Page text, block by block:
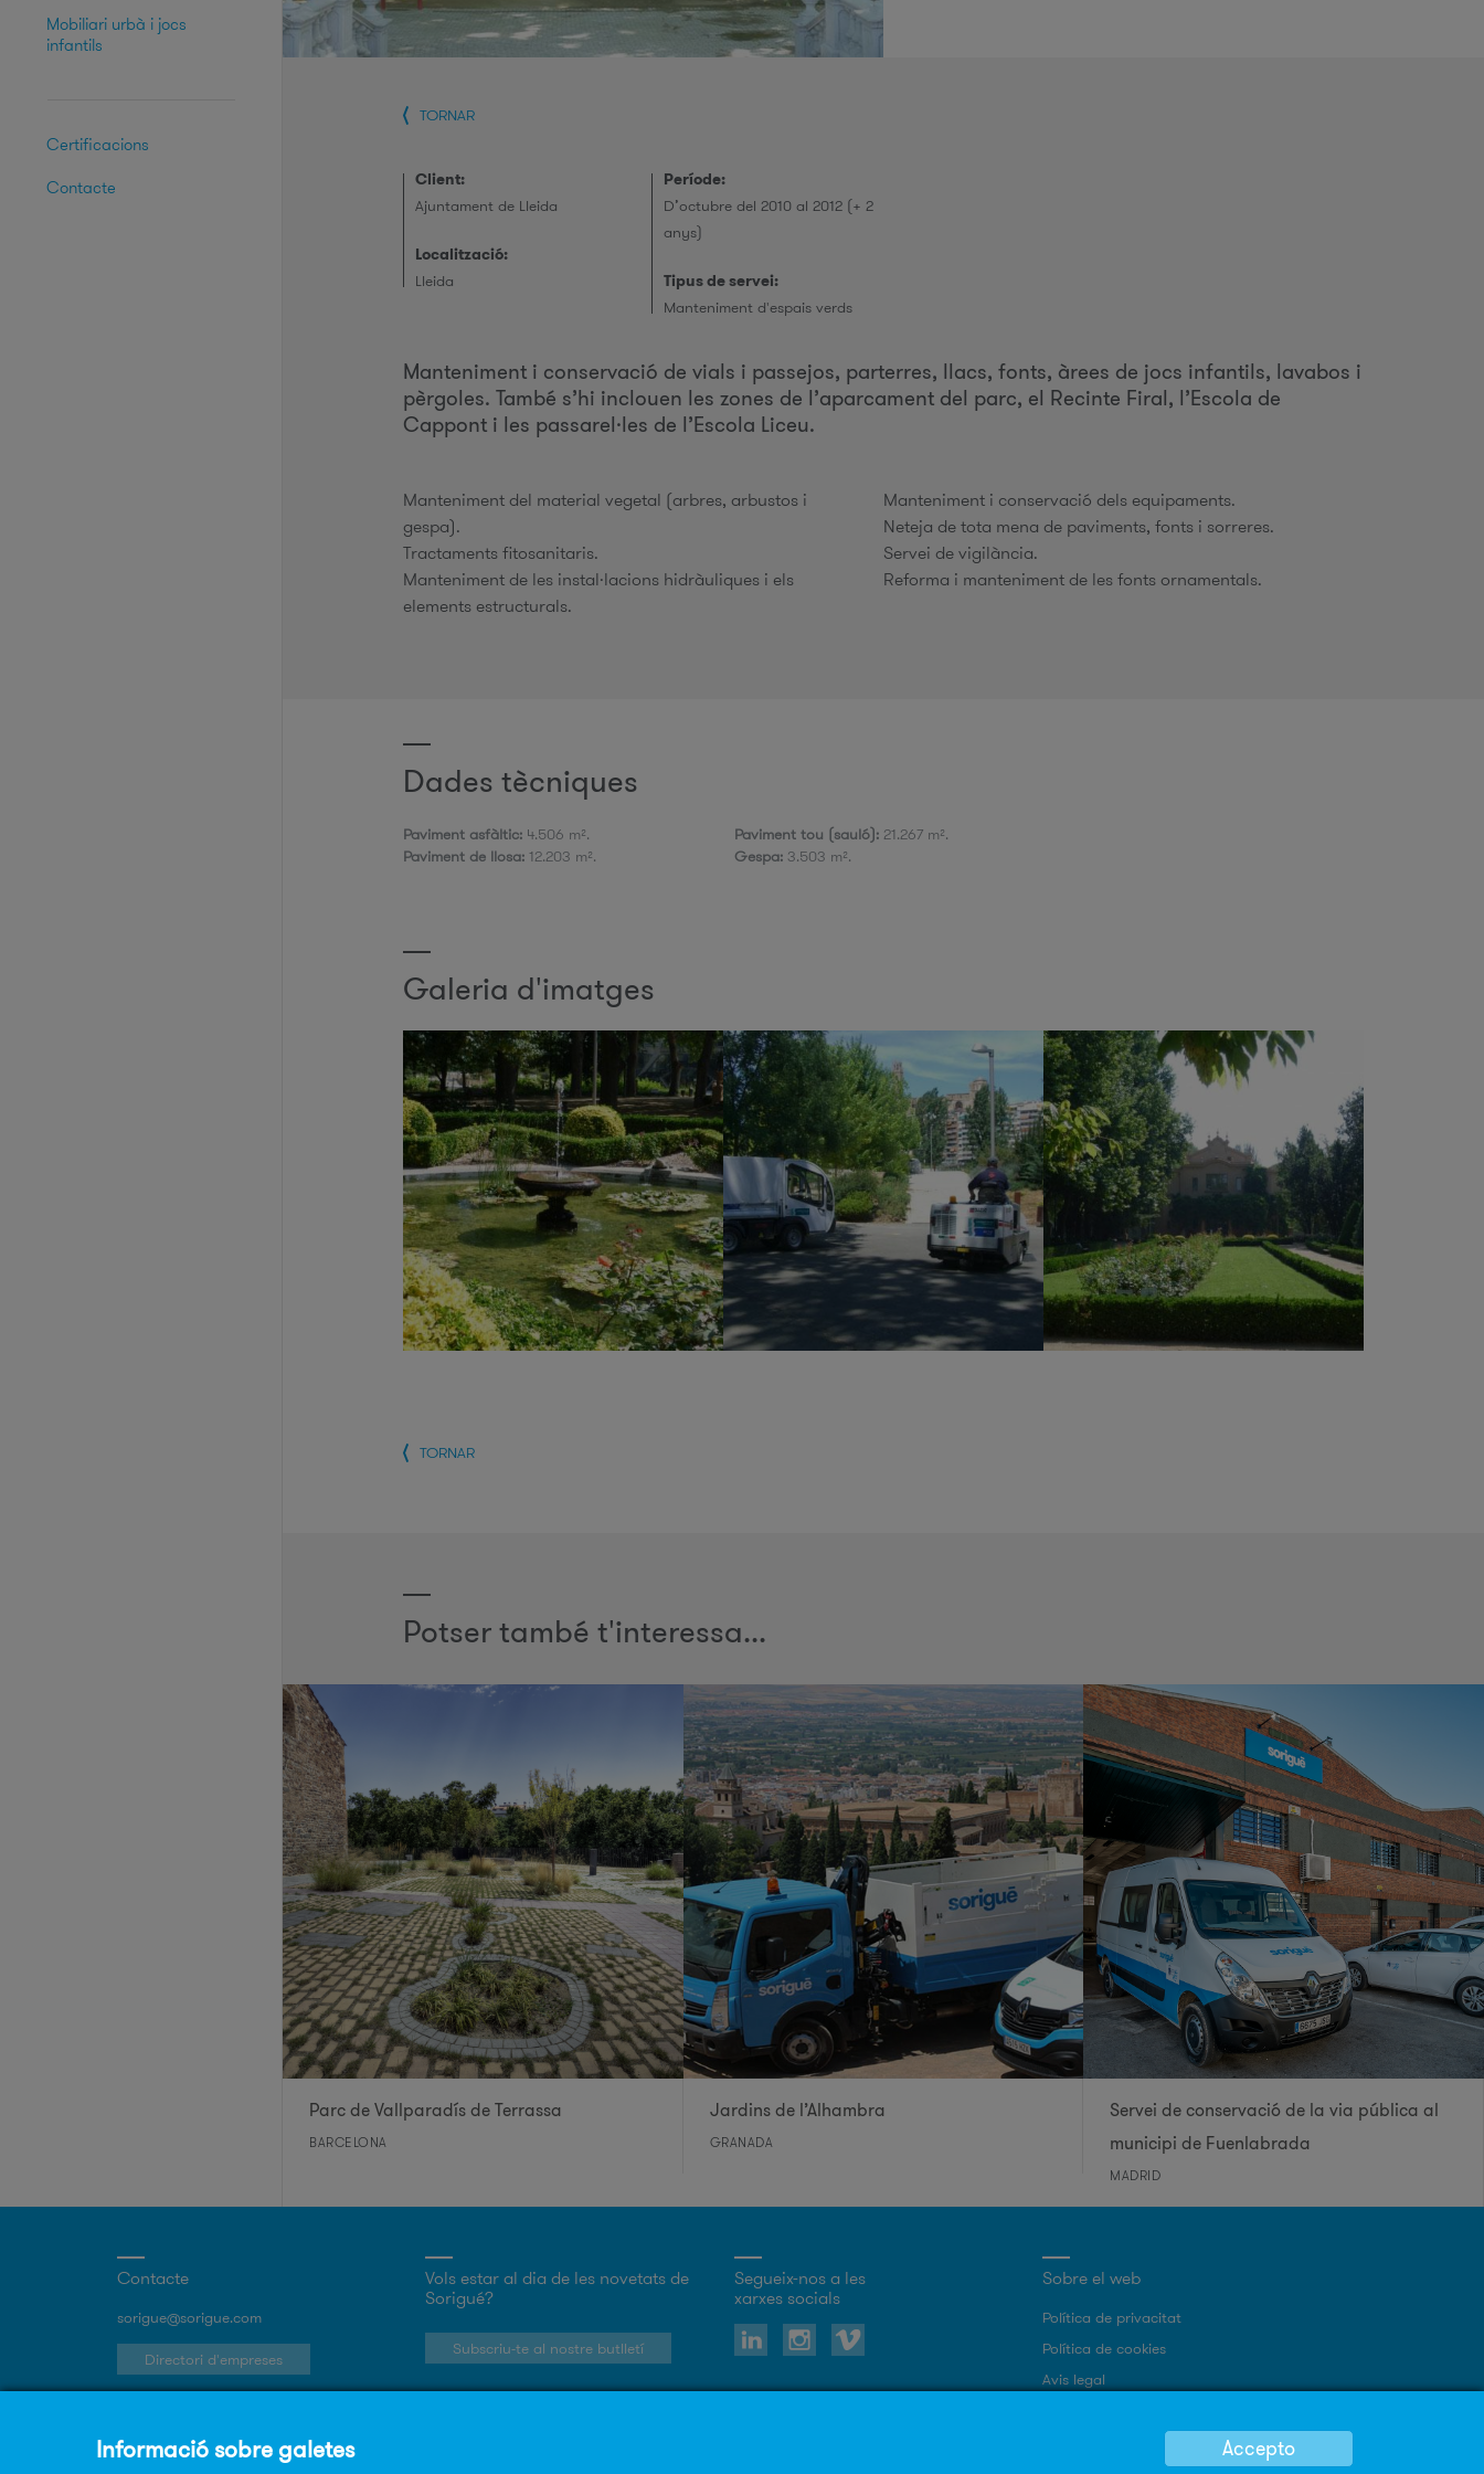
c
TORNAR
Client:
Ajuntament de Lleida
Localització:
Lleida
Període:
D’octubre del 2010 al 2012 (+ 2
anys)
Tipus de servei:
Manteniment d'espais verds
Manteniment i conservació de vials i passejos, parterres, llacs, fonts, àrees de jocs infantils, lavabos i
pèrgoles. També s’hi inclouen les zones de l’aparcament del parc, el Recinte Firal, l’Escola de
Cappont i les passarel·les de l’Escola Liceu.
Manteniment del material vegetal (arbres, arbustos i
gespa).
Tractaments fitosanitaris.
Manteniment de les instal·lacions hidràuliques i els
elements estructurals.
Manteniment i conservació dels equipaments.
Neteja de tota mena de paviments, fonts i sorreres.
Servei de vigilància.
Reforma i manteniment de les fonts ornamentals.
Dades tècniques
Paviment asfàltic: 4.506 m².
Paviment de llosa: 12.203 m².
Paviment tou (sauló): 21.267 m².
Gespa: 3.503 m².
Galeria d'imatges
TORNAR
Potser també t'interessa...
Parc de Vallparadís de Terrassa
BARCELONA
Jardins de l’Alhambra
GRANADA
Servei de conservació de la via pública al
municipi de Fuenlabrada
MADRID
Mobiliari urbà i jocs
infantils
Certificacions
Contacte
Contacte
sorigue@sorigue.com
Directori d'empreses
Vols estar al dia de les novetats de
Sorigué?
Subscriu-te al nostre butlletí
Segueix-nos a les
xarxes socials
Sobre el web
Política de privacitat
Política de cookies
Avis legal